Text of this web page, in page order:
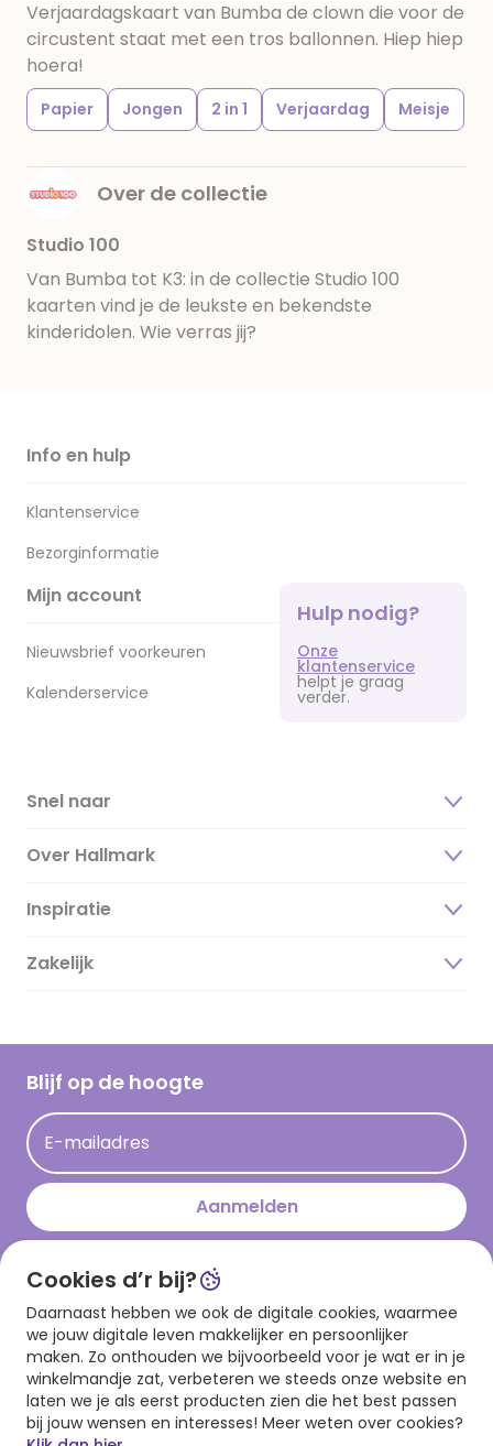
Verjaardagskaart van Bumba de clown die voor de
circustent staat met een tros ballonnen. Hiep hiep
hoera!
Papier Jongen 2 in 1 Verjaardag Meisje
Over de collectie
Studio 100
Van Bumba tot K3: in de collectie Studio 100
kaarten vind je de leukste en bekendste
kinderidolen. Wie verras jij?
Info en hulp
Klantenservice
Bezorginformatie
Mijn account
Nieuwsbrief voorkeuren
Kalenderservice
Hulp nodig?
Onze
klantenservice
helpt je graag
verder.
Snel naar
Over Hallmark
Over ons
Duurzaamheid
Hallmark Kaartclub
Acties
Persberichten
Inspiratie
Magazine
Cadeau inspiratie
Op kamp gedichten en versjes
Leuke en grappige op kamp teksten
kamppost inspiratie
Zakelijk
Blijf op de hoogte
E-mailadres
Aanmelden
Download onze app
Cookies d’r bij?
Daarnaast hebben we ook de digitale cookies, waarmee
we jouw digitale leven makkelijker en persoonlijker
maken. Zo onthouden we bijvoorbeeld voor je wat er in je
winkelmandje zat, verbeteren we steeds onze website en
laten we je als eerst producten zien die het best passen
bij jouw wensen en interesses! Meer weten over cookies?